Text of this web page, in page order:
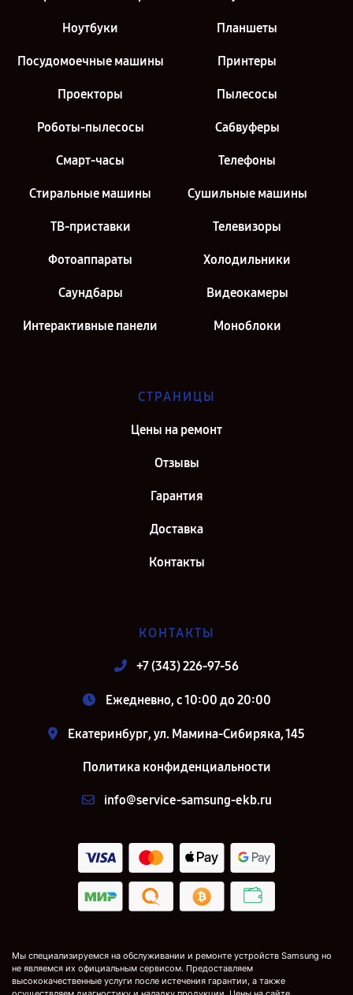
Ноутбуки Планшеты
Посудомоечные машины Принтеры
Проекторы Пылесосы
Роботы-пылесосы Сабвуферы
Смарт-часы Телефоны
Стиральные машины Сушильные машины
ТВ-приставки Телевизоры
Фотоаппараты Холодильники
Саундбары Видеокамеры
Интерактивные панели Моноблоки
СТРАНИЦЫ
Цены на ремонт
Отзывы
Гарантия
Доставка
Контакты
КОНТАКТЫ
+7 (343) 226-97-56
Ежедневно, с 10:00 до 20:00
Екатеринбург, ул. Мамина-Сибиряка, 145
Политика конфиденциальности
info@service-samsung-ekb.ru
Мы специализируемся на обслуживании и ремонте устройств Samsung но
не являемся их официальным сервисом. Предоставляем
высококачественные услуги после истечения гарантии, а также